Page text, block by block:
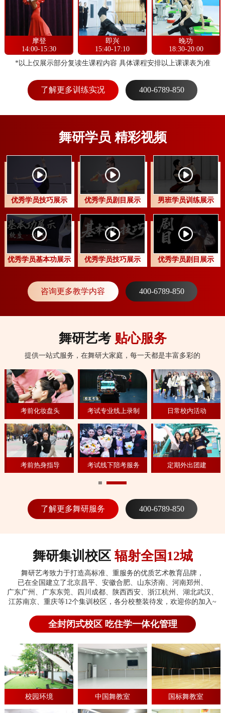
摩登
14:00-15:30
即兴
15:40-17:10
晚功
18:30-20:00
*以上仅展示部分复读生课程内容 具体课程安排以上课课表为准
了解更多训练实况 400-6789-850
舞研学员 精彩视频
优秀学员技巧展示 优秀学员剧目展示 男班学员训练展示
优秀学员基本功展示 优秀学员技巧展示 优秀学员剧目展示
咨询更多教学内容 400-6789-850
舞研艺考 贴心服务
提供一站式服务，在舞研大家庭，每一天都是丰富多彩的
考前化妆盘头
考前热身指导
考试专业线上录制
考试线下陪考服务
日常校内活动
定期外出团建
了解更多舞研服务 400-6789-850
舞研集训校区 辐射全国12城
舞研艺考致力于打造高标准、重服务的优质艺术教育品牌，
已在全国建立了北京昌平、安徽合肥、山东济南、河南郑州、
广东广州、广东东莞、四川成都、陕西西安、浙江杭州、湖北武汉、
江苏南京、重庆等12个集训校区，各分校整装待发，欢迎你的加入~
全封闭式校区 吃住学一体化管理
校园环境 中国舞教室 国标舞教室